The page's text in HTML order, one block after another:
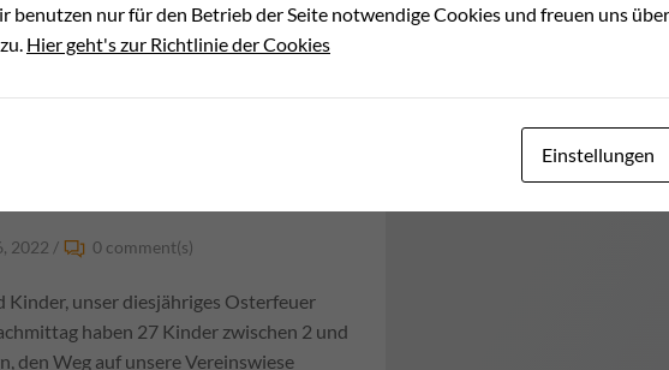
2022 / 0 comment(s)
unser diesjähriges Osterfeuer
haben 27 Kinder zwischen 2 und
den Weg auf unsere Vereinswiese
benutzen nur für den Betrieb der Seite notwendige Cookies und freuen uns
Hier geht's zur Richtlinie der Cookies
Einstellungen